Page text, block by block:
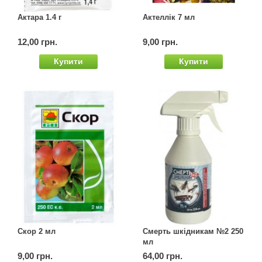
Актара 1.4 г
12,00 грн.
Купити
Актеллік 7 мл
9,00 грн.
Купити
Скор 2 мл
9,00 грн.
Смерть шкідникам №2 250
мл
64,00 грн.
Семена щавеля
Элитные семена в банках